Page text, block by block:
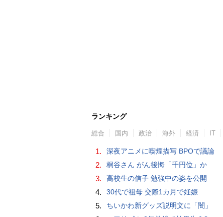
ランキング
総合 国内 政治 海外 経済 IT
1. 深夜アニメに喫煙描写 BPOで議論
2. 桐谷さん がん後悔「千円位」か
3. 高校生の信子 勉強中の姿を公開
4. 30代で祖母 交際1カ月で妊娠
5. ちいかわ新グッズ説明文に「闇」